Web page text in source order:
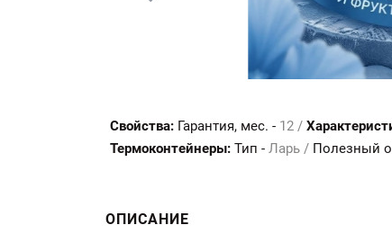
Свойства: Гарантия, мес. - 12 /
Термоконтейнеры: Тип - Ларь / Полезный
ОПИСАНИЕ